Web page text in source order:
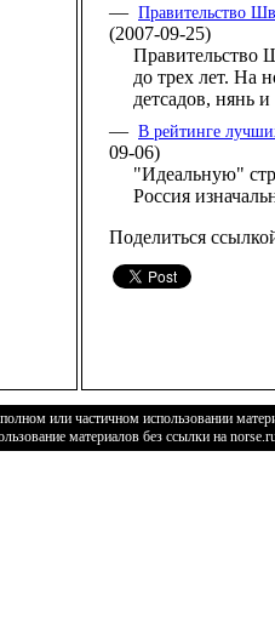
— Правительство
(2007-09-25)
Правительство
до трех лет. На
детсадов, нянь
— В рейтинге
09-06)
"Идеальную"
Россия
Поделиться
или частичном использовании
материалов без ссылки на